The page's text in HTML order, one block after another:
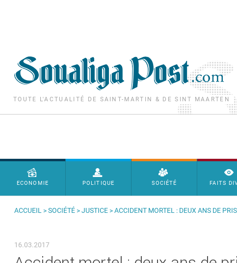
TOUTE L'ACTUALITÉ DE SAINT-MARTIN & DE SINT MAARTEN
Menu principal
ECONOMIE POLITIQUE SOCIÉTÉ FAITS
ACCUEIL >SOCIÉTÉ >JUSTICE > ACCIDENT MORTEL : DEUX ANS DE
16.03.2017